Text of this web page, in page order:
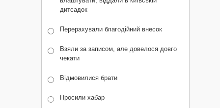
дитсадок
Перерахували благодійний внесок
Взяли за записом, але довелося довго
чекати
Відмовилися брати
Просили хабар